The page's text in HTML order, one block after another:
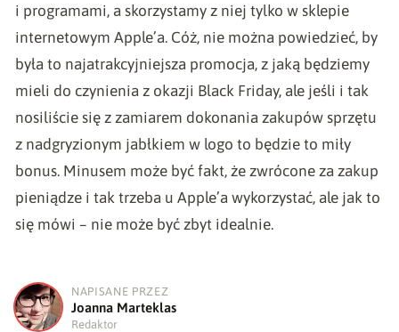
i programami, a skorzystamy z niej tylko w sklepie
internetowym Apple’a. Cóż, nie można powiedzieć, by
była to najatrakcyjniejsza promocja, z jaką będziemy
mieli do czynienia z okazji Black Friday, ale jeśli i tak
nosiliście się z zamiarem dokonania zakupów sprzętu
z nadgryzionym jabłkiem w logo to będzie to miły
bonus. Minusem może być fakt, że zwrócone za zakup
pieniądze i tak trzeba u Apple’a wykorzystać, ale jak to
się mówi – nie może być zbyt idealnie.
J
NAPISANE PRZEZ
Joanna Marteklas
Redaktor